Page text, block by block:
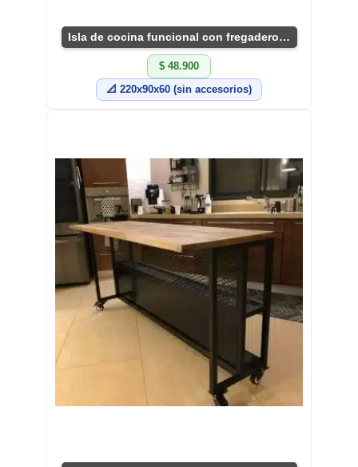
Isla de cocina funcional con fregadero integrado
$ 48.900
📐 220x90x60 (sin accesorios)